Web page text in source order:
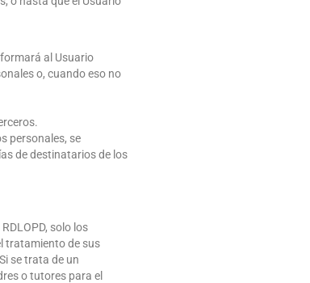
al Usuario
o, cuando eso no
personales, se
de destinatarios de los
solo los
tratamiento de sus
se trata de un
o tutores para el